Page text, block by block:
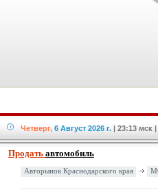
Четверг, 6 Август 2026 г. | 23:13 мск |
Продать автомобиль
Авторынок Краснодарского края